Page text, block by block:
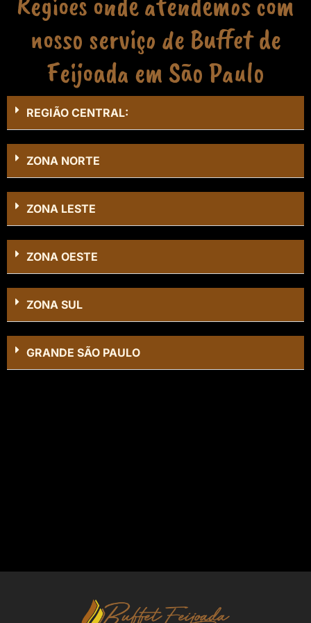
nosso serviço de Buffet de
Feijoada em São Paulo
REGIÃO CENTRAL:
ZONA NORTE
ZONA LESTE
ZONA OESTE
ZONA SUL
GRANDE SÃO PAULO